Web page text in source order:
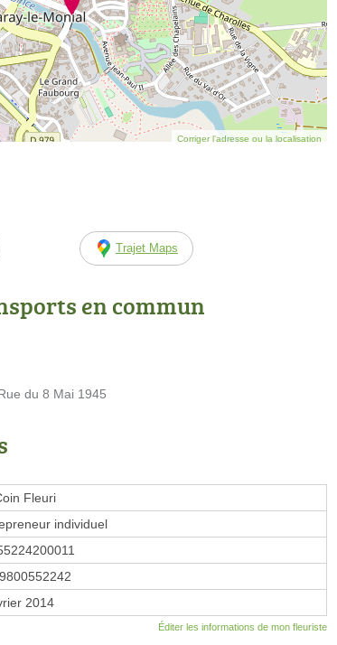
Corriger l’adresse ou la localisation
Trajet Maps
en commun
du 8 Mai 1945
Fleuri
individuel
2014
Éditer les informations de mon fleuriste